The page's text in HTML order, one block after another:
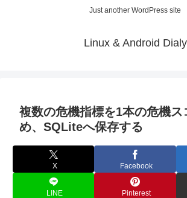
Just another WordPress site
Linux & Android Dialy
複数の危機指標を1本の危機ス
め、SQLiteへ保存する
X Facebook
LINE Pinterest